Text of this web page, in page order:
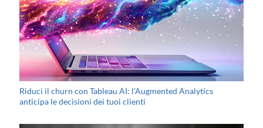
Riduci il churn con Tableau AI: l’Augmented Analytics
anticipa le decisioni dei tuoi clienti